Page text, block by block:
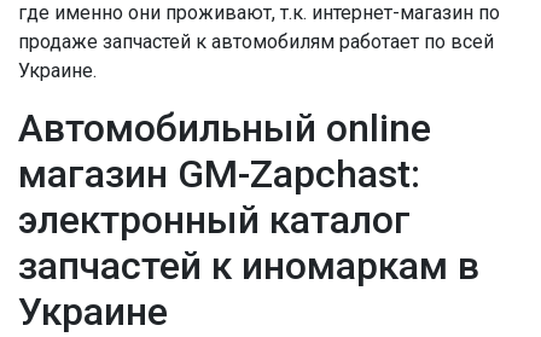
где именно они проживают, т.к. интернет-магазин по
продаже запчастей к автомобилям работает по всей
Украине.
Автомобильный online
магазин GM-Zapchast:
электронный каталог
запчастей к иномаркам в
Украине